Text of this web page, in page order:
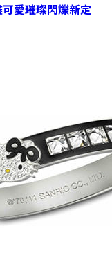
愛璀璨閃爍新定